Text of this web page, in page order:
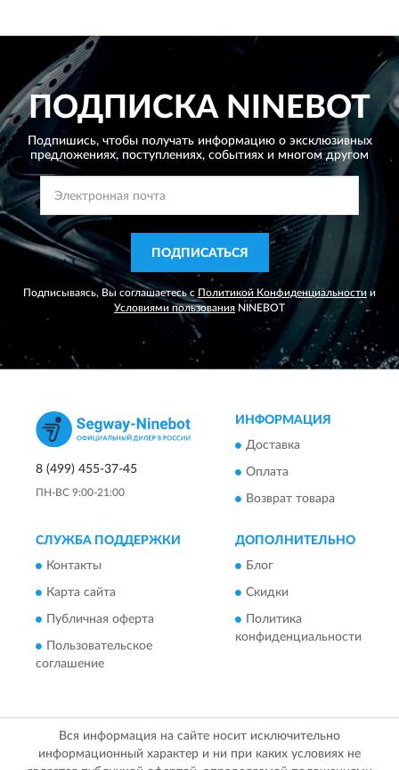
ПОДПИСКА NINEBOT
Подпишись, чтобы получать информацию о эксклюзивных
предложениях, поступлениях, событиях и многом другом
ПОДПИСАТЬСЯ
Подписываясь, Вы соглашаетесь с Политикой Конфиденциальности и
Условиями пользования NINEBOT
8 (499) 455-37-45
ПН-ВС 9:00-21:00
ИНФОРМАЦИЯ
Доставка
Оплата
Возврат товара
СЛУЖБА ПОДДЕРЖКИ
Контакты
Карта сайта
Публичная оферта
Пользовательское
соглашение
ДОПОЛНИТЕЛЬНО
Блог
Скидки
Политика
конфиденциальности
Вся информация на сайте носит исключительно
информационный характер и ни при каких условиях не